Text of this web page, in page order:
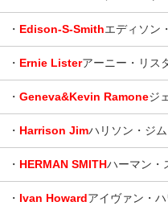
・ Edison-S-Smithエディソン
・ Ernie Listerアーニー・リス
・ Geneva&Kevin Ramoneジ
・ Harrison Jimハリソン・ジム
・ HERMAN SMITHハーマン・
・ Ivan Howardアイヴァン・